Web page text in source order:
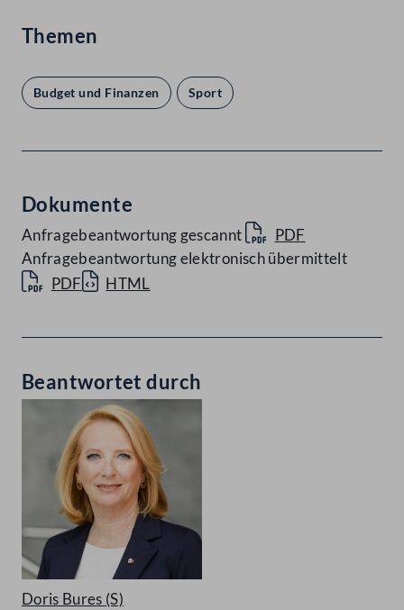
Themen
Budget und Finanzen Sport
Dokumente
Anfragebeantwortung gescannt
PDF
Anfragebeantwortung elektronisch übermittelt
PDF
HTML
Beantwortet durch
Doris Bures (S)